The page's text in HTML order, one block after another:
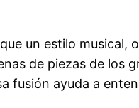
un estilo musical,
de piezas de los
fusión ayuda a